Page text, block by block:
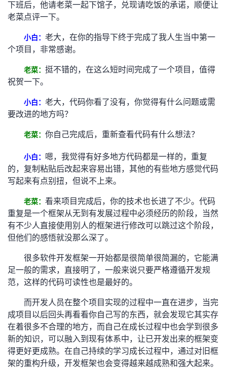
者
我
博
客
的
论
坛
我
的
圈
子
我
的
直
播
我
的
活
动
我
的
关
注
我
的
开
者
学
堂
我
我
的
Programs
我
支
持
我
的
我
下班后，他请老菜一起下馆子，兑现请吃饭的承诺，顺便让
老菜点评一下。
小白： 老大，在你的指导下终于完成了我人生当中第一
个项目，非常感谢。
老菜： 挺不错的，在这么短时间完成了一个项目，值得
祝贺一下。
小白： 老大，代码你看了没有，你觉得有什么问题或需
要改进的地方吗？
老菜： 你自己完成后，重新查看代码有什么想法？
小白： 嗯，我觉得有好多地方代码都是一样的，重复
的，复制粘贴后改起来容易出错，其他的有些地方感觉代码
写起来有点别扭，但说不上来。
老菜： 看来项目完成后，你的技术也长进了不少。代码
重复是一个框架从无到有发展过程中必须经历的阶段，当然
有不少人直接使用别人的框架进行修改可以跳过这个阶段，
但他们的感悟就没那么深了。
很多软件开发框架一开始都是很简单很简漏的，它能满
足一般的需求，直接明了，一般来说只要严格遵循开发规
范，这样的代码可读性也是最好的。
而开发人员在整个项目实现的过程中一直在进步，当完
成项目以后回头再看看你自己写的东西，就会发现它其实存
在着很多不合理的地方，而自己在成长过程中也会学到很多
新的知识，可以融入到现有体系中，让已开发出来的框架变
得更好更成熟。在自己持续的学习成长过程中，通过对旧框
架的重构升级，开发框架也会变得越来越成熟和强大起来。